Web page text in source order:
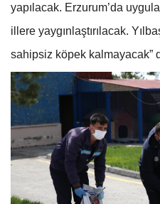
yapılacak. Erzurum’da
illere yaygınlaştırılacak.
sahipsiz köpek kalmayacak”